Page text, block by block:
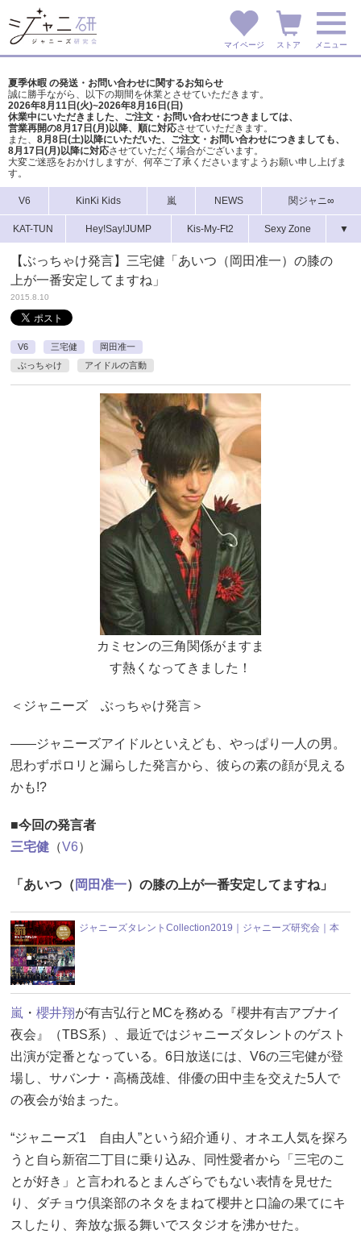
マイページ ストア メニュー
夏季休暇 の発送・お問い合わせに関するお知らせ
誠に勝手ながら、以下の期間を休業とさせていただきます。
2026年8月11日(火)~2026年8月16日(日)
休業中にいただきました、ご注文・お問い合わせにつきましては、
営業再開の8月17日(月)以降、順に対応させていただきます。
また、 8月8日(土)以降にいただいた、ご注文・ お問い合わせにつきましても、
8月17日(月)以降に対応させていただく場合がございます。
大変ご迷惑をおかけしますが、 何卒ご了承くださいますようお願い申し上げま
す。
V6 KinKi Kids 嵐 NEWS 関ジャニ∞
KAT-TUN Hey!Say!JUMP Kis-My-Ft2 Sexy Zone ▼
【ぶっちゃけ発言】三宅健「あいつ（岡田准一）の膝の
上が一番安定してますね」
2015.8.10
V6 三宅健
岡田准一
ぶっちゃけ
アイドルの言動
カミセンの三角関係がますま
す熱くなってきました！
＜ジャニーズ ぶっちゃけ発言＞
――ジャニーズアイドルといえども、やっぱり一人の男。
思わずポロリと漏らした発言から、彼らの素の顔が見える
かも!?
■今回の発言者
三宅健 （V6）
「あいつ（ 岡田准一）の膝の上が一番安定してますね」
ジャニーズタレントCollection2019｜ジャニーズ研究会｜本
嵐 ・ 櫻井翔が有吉弘行とMCを務める『櫻井有吉アブナイ
夜会』（TBS系）、最近ではジャニーズタレントのゲスト
出演が定番となっている。6日放送には、V6の三宅健が登
場し、サバンナ・高橋茂雄、俳優の田中圭を交えた5人で
の夜会が始まった。
“ジャニーズ1 自由人”という紹介通り、オネエ人気を探ろ
うと自ら新宿二丁目に乗り込み、同性愛者から「三宅のこ
とが好き」と言われるとまんざらでもない表情を見せた
り、ダチョウ倶楽部のネタをまねて櫻井と口論の果てにキ
スしたり、奔放な振る舞いでスタジオを沸かせた。